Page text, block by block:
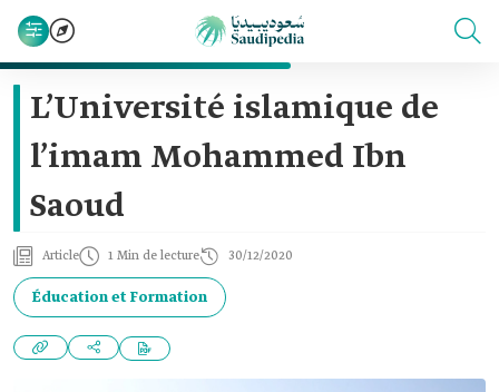
L’Université islamique de
l’imam Mohammed Ibn
Saoud
Article 1 Min de lecture 30/12/2020
Éducation et Formation